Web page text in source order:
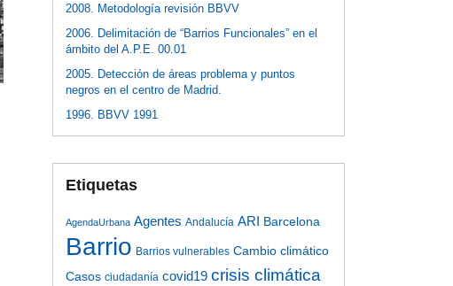
2008. Metodología revisión BBVV
2006. Delimitación de “Barrios Funcionales” en el
ámbito del A.P.E. 00.01
2005. Detección de áreas problema y puntos
negros en el centro de Madrid.
1996. BBVV 1991
Etiquetas
AgendaUrbana Agentes Andalucía ARI Barcelona
Barrio Barrios vulnerables Cambio climático
Casos ciudadanía covid19 crisis climática